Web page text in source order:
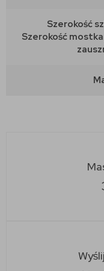
Szerokość
Szerokość mostka